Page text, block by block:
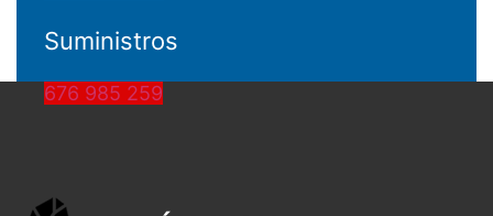
Suministros
676 985 259